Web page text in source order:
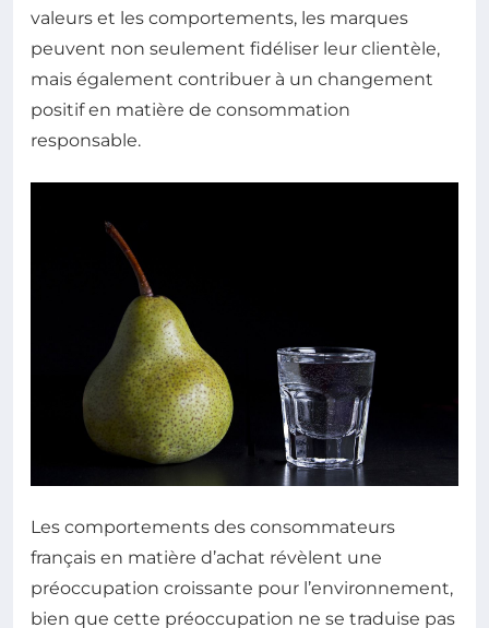
valeurs et les comportements, les marques
peuvent non seulement fidéliser leur clientèle,
mais également contribuer à un changement
positif en matière de consommation
responsable.
Les comportements des consommateurs
français en matière d’achat révèlent une
préoccupation croissante pour l’environnement,
bien que cette préoccupation ne se traduise pas